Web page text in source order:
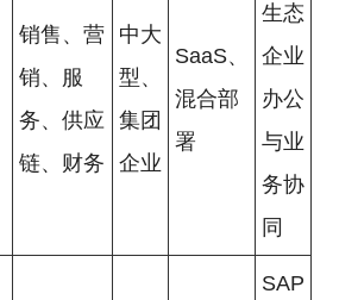
销售、营
销、服
务、供应
链、财务
中大
型、
集团
企业
SaaS、
混合部
署
生态
企业
办公
与业
务协
同
SAP